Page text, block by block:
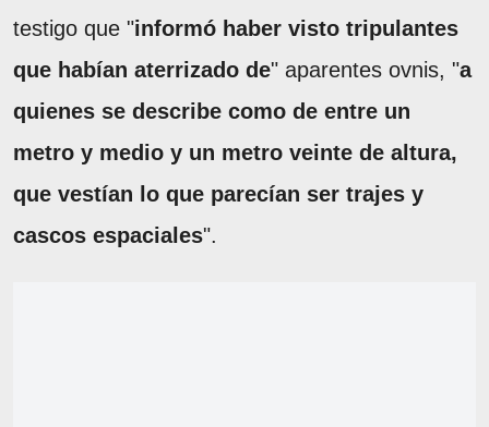
testigo que "informó haber visto tripulantes
que habían aterrizado de" aparentes ovnis, "a
quienes se describe como de entre un
metro y medio y un metro veinte de altura,
que vestían lo que parecían ser trajes y
cascos espaciales".